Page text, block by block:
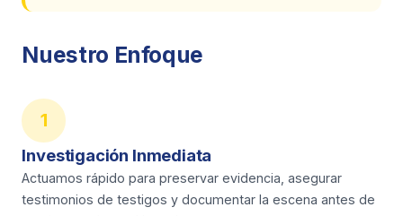
Nuestro Enfoque
1
Investigación Inmediata
Actuamos rápido para preservar evidencia, asegurar
testimonios de testigos y documentar la escena antes de